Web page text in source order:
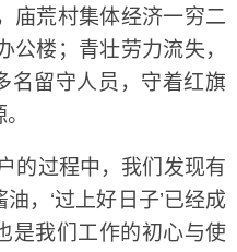
荒村集体经济一穷二
公楼；青壮劳力流失，
名留守人员，守着红旗
过程中，我们发现有
，‘过上好日子’已经成
是我们工作的初心与使